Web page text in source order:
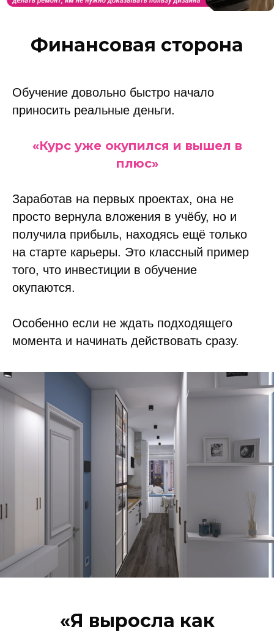
Финансовая сторона
Обучение довольно быстро начало
приносить реальные деньги.
«Курс уже окупился и вышел в
плюс»
Заработав на первых проектах, она не
просто вернула вложения в учёбу, но и
получила прибыль, находясь ещё только
на старте карьеры. Это классный пример
того, что инвестиции в обучение
окупаются.
Особенно если не ждать подходящего
момента и начинать действовать сразу.
«Я выросла как